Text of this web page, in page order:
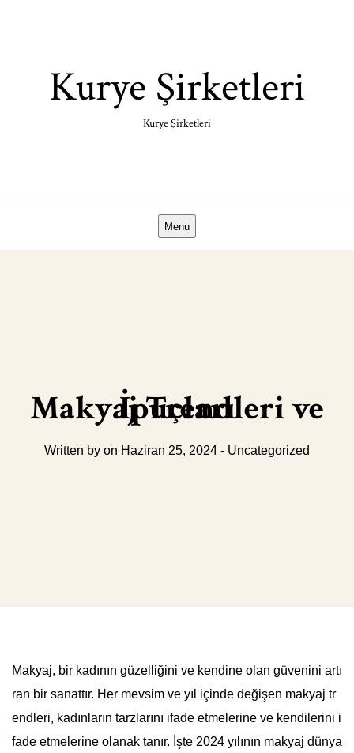
Kurye Şirketleri
Kurye Şirketleri
Menu
Makyaj Trendleri ve İpuçları
Written by on Haziran 25, 2024 - Uncategorized
Makyaj, bir kadının güzelliğini ve kendine olan güvenini artı
ran bir sanattır. Her mevsim ve yıl içinde değişen makyaj tr
endleri, kadınların tarzlarını ifade etmelerine ve kendilerini i
fade etmelerine olanak tanır. İşte 2024 yılının makyaj dünya